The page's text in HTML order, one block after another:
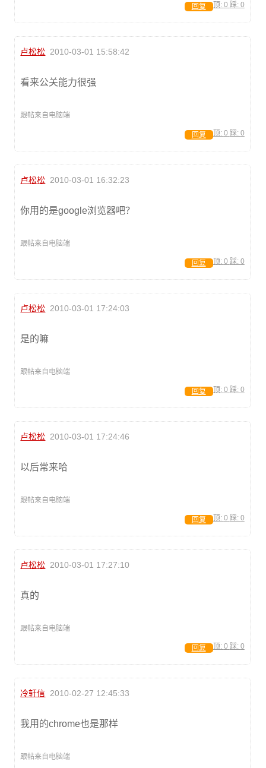
顶: 0 踩: 0
回复
卢松松 2010-03-01 15:58:42
看来公关能力很强
跟帖来自电脑端
顶: 0 踩: 0
回复
卢松松 2010-03-01 16:32:23
你用的是google浏览器吧？
跟帖来自电脑端
顶: 0 踩: 0
回复
卢松松 2010-03-01 17:24:03
是的嘛
跟帖来自电脑端
顶: 0 踩: 0
回复
卢松松 2010-03-01 17:24:46
以后常来哈
跟帖来自电脑端
顶: 0 踩: 0
回复
卢松松 2010-03-01 17:27:10
真的
跟帖来自电脑端
顶: 0 踩: 0
回复
冷轩信 2010-02-27 12:45:33
我用的chrome也是那样
跟帖来自电脑端